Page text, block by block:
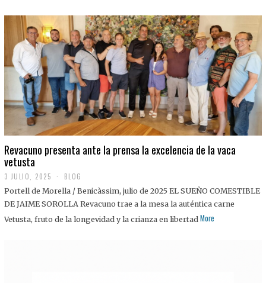
2
5
Revacuno presenta ante la prensa la excelencia de la vaca
vetusta
3 JULIO, 2025
J
U
I
BLOG
Portell de Morella / Benicàssim, julio de 2025 EL SUEÑO COMESTIBLE
DE JAIME SOROLLA Revacuno trae a la mesa la auténtica carne
Vetusta, fruto de la longevidad y la crianza en libertad More